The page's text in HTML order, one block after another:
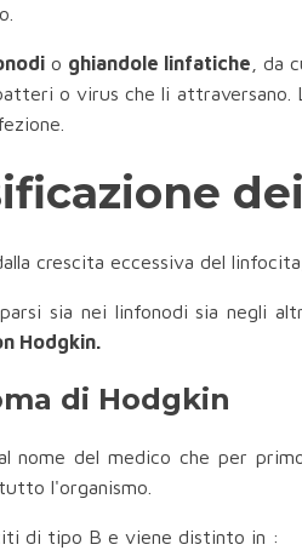
o ghiandole linfatiche , da
o virus che li attraversano.
crescita eccessiva del
sia nei linfonodi sia negli
Hodgkin.
di Hodgkin
nome del medico che per
l'organismo.
di tipo B e viene distinto in :